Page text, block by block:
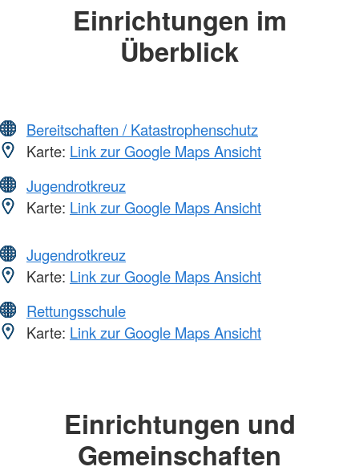
Einrichtungen im
Überblick
Bereitschaften / Katastrophenschutz
Karte: Link zur Google Maps Ansicht
Jugendrotkreuz
Karte: Link zur Google Maps Ansicht
Jugendrotkreuz
Karte: Link zur Google Maps Ansicht
Rettungsschule
Karte: Link zur Google Maps Ansicht
Einrichtungen und
Gemeinschaften